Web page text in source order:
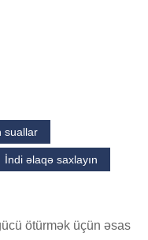
suallar
İndi əlaqə saxlayın
ötürmək üçün əsas